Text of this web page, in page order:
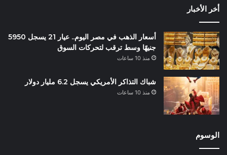
أخر الأخبار
أسعار الذهب في مصر اليوم.. عيار 21 يسجل 5950
جنيهًا وسط ترقب لتحركات السوق
منذ 10 ساعات
شباك التذاكر الأمريكي يسجل 6.2 مليار دولار
منذ 10 ساعات
الوسوم